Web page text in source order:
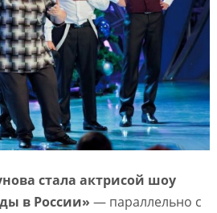
стала актрисой шоу
в России» — параллельно с